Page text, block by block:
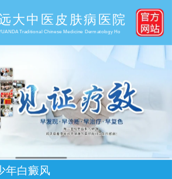
大中医皮肤病医院
Traditional Chinese Medicine Dermatology Ho
年白癜风